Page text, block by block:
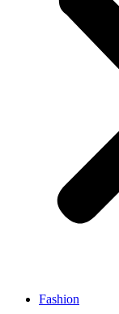
Fashion